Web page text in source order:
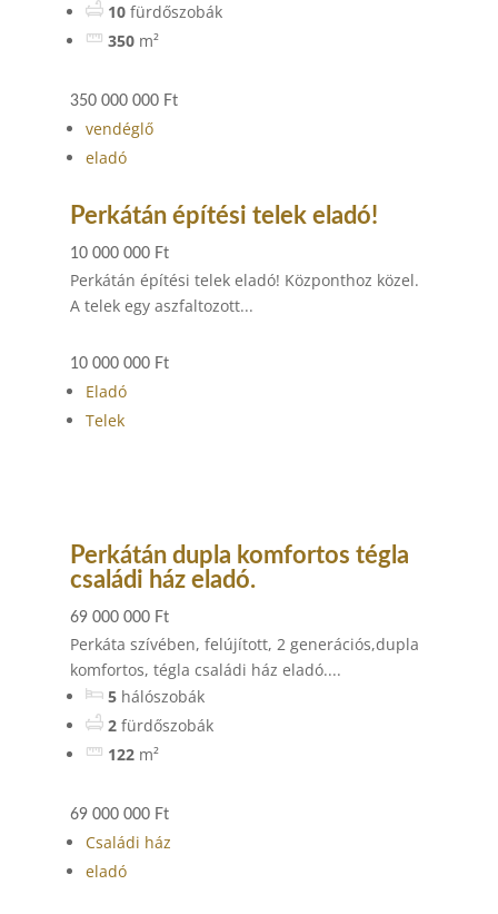
10 fürdőszobák
350 m²
350 000 000 Ft
vendéglő
eladó
Perkátán építési telek eladó!
10 000 000 Ft
Perkátán építési telek eladó! Központhoz közel.
A telek egy aszfaltozott...
10 000 000 Ft
Eladó
Telek
Perkátán dupla komfortos tégla
családi ház eladó.
69 000 000 Ft
Perkáta szívében, felújított, 2 generációs,dupla
komfortos, tégla családi ház eladó....
5 hálószobák
2 fürdőszobák
122 m²
69 000 000 Ft
Családi ház
eladó